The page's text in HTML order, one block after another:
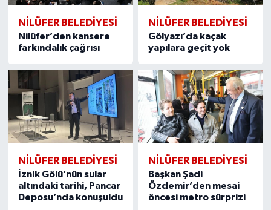
NİLÜFER BELEDİYESİ
Nilüfer’den kansere
farkındalık çağrısı
NİLÜFER BELEDİYESİ
Gölyazı’da kaçak
yapılara geçit yok
NİLÜFER BELEDİYESİ
İznik Gölü’nün sular
altındaki tarihi, Pancar
Deposu’nda konuşuldu
NİLÜFER BELEDİYESİ
Başkan Şadi
Özdemir’den mesai
öncesi metro sürprizi